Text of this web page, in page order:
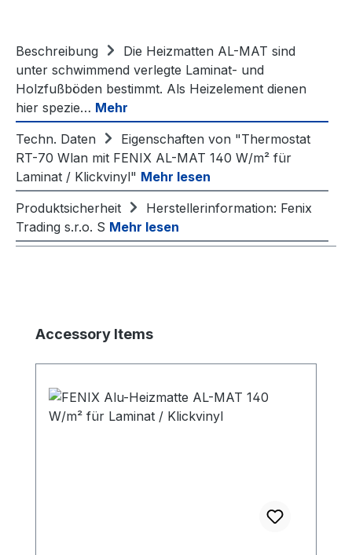
Beschreibung
Die Heizmatten AL-MAT sind
unter schwimmend verlegte Laminat- und
Holzfußböden bestimmt. Als Heizelement dienen
hier spezie… Mehr
Techn. Daten
Eigenschaften von "Thermostat
RT-70 Wlan mit FENIX AL-MAT 140 W/m² für
Laminat / Klickvinyl" Mehr lesen
Produktsicherheit
Herstellerinformation: Fenix
Trading s.r.o. S Mehr lesen
Produktgalerie überspringen
Accessory Items